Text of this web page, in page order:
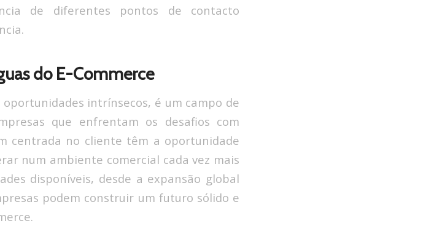
de diferentes pontos de contacto
do E-Commerce
oportunidades intrínsecos, é um campo de
que enfrentam os desafios com
centrada no cliente têm a oportunidade
num ambiente comercial cada vez mais
disponíveis, desde a expansão global
podem construir um futuro sólido e